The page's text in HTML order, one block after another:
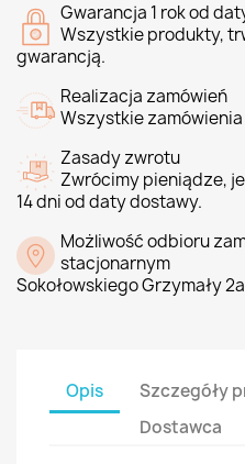
Gwarancja 1 rok od
Wszystkie produkty,
gwarancją.
Realizacja zamówień
Wszystkie
Zasady zwrotu
Zwrócimy pieniądze,
14 dni od daty dostawy.
Możliwość odbioru
stacjonarnym
Sokołowskiego Grzymały
Opis
Szczegóły
Dostawca